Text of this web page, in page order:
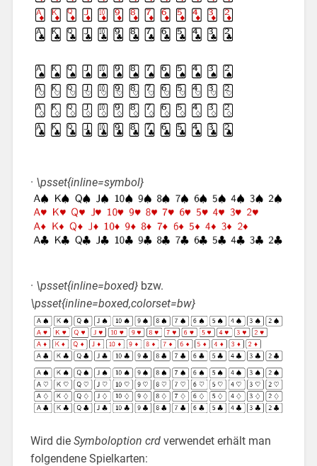
· \psset{inline=symbol}
· \psset{inline=boxed}bzw.
\psset{inline=boxed,colorset=bw}
Wird die Symboloption crdverwendet erhält man
folgendene Spielkarten: